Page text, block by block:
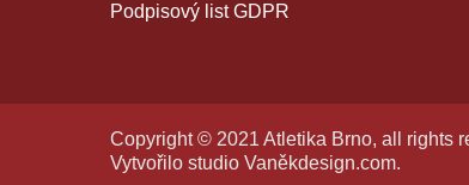
Podpisový list GDPR
Copyright © 2021 Atletika Brno, all rights
Vytvořilo studio Vaněkdesign.com.